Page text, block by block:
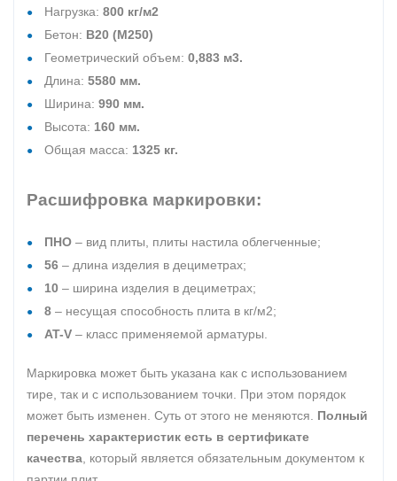
Нагрузка: 800 кг/м2
Бетон: В20 (М250)
Геометрический объем: 0,883 м3.
Длина: 5580 мм.
Ширина: 990 мм.
Высота: 160 мм.
Общая масса: 1325 кг.
Расшифровка маркировки:
ПНО – вид плиты, плиты настила облегченные;
56 – длина изделия в дециметрах;
10 – ширина изделия в дециметрах;
8 – несущая способность плита в кг/м2;
AT-V – класс применяемой арматуры.
Маркировка может быть указана как с использованием
тире, так и с использованием точки. При этом порядок
может быть изменен. Суть от этого не меняются. Полный
перечень характеристик есть в сертификате
качества , который является обязательным документом к